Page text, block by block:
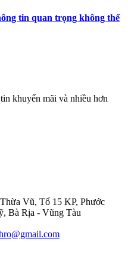
tin quan trọng không thể
khuyến mãi và nhiều hơn
Vũ, Tổ 15 KP, Phước
Bà Rịa - Vũng Tàu